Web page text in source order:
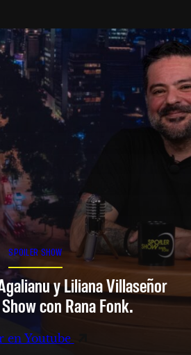
SPOILER SHOW
y Liliana Villaseñor
con Rana Fonk.
en Youtube